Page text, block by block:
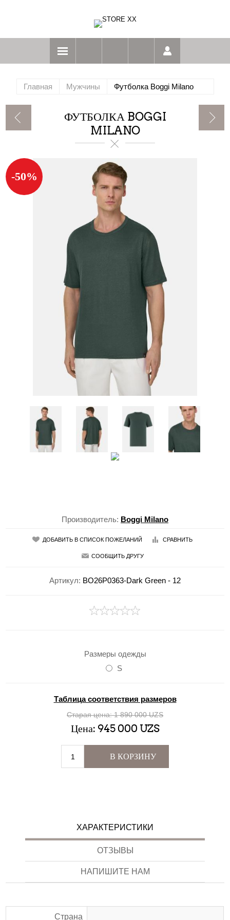
Главная Мужчины Футболка Boggi Milano
ФУТБОЛКА BOGGI
MILANO
-50%
Производитель: Boggi Milano
ДОБАВИТЬ В СПИСОК ПОЖЕЛАНИЙ СРАВНИТЬ
СООБЩИТЬ ДРУГУ
Артикул: BO26P0363-Dark Green - 12
Размеры одежды
S
Таблица соответствия размеров
Старая цена: 1 890 000 UZS
Цена: 945 000 UZS
В КОРЗИНУ
ХАРАКТЕРИСТИКИ
ОТЗЫВЫ
НАПИШИТЕ НАМ
Страна